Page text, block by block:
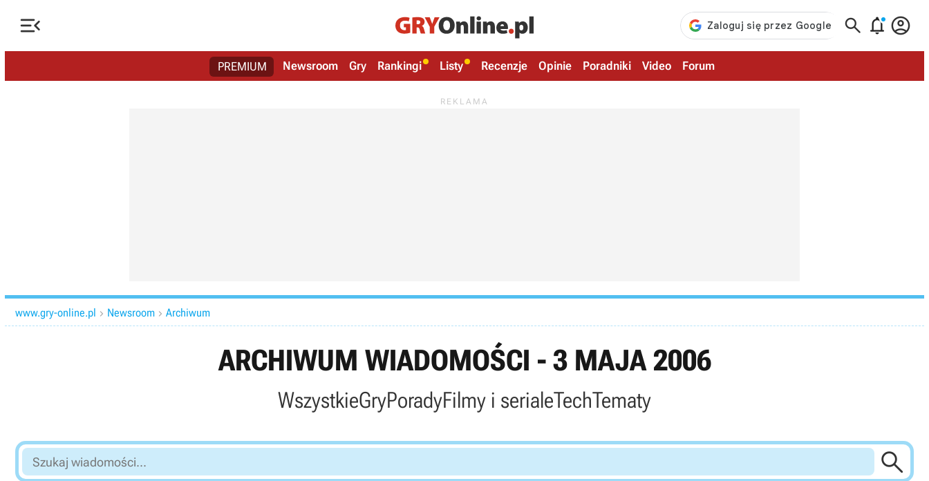
   
PREMIUM Newsroom Gry Rankingi Listy Recenzje Opinie Poradniki Video Forum
www.gry-online.pl  Newsroom  Archiwum
ARCHIWUM WIADOMOŚCI - 3 MAJA 2006
WszystkieGryPoradyFilmy i serialeTechTematy
Szukaj
wiadomości...
